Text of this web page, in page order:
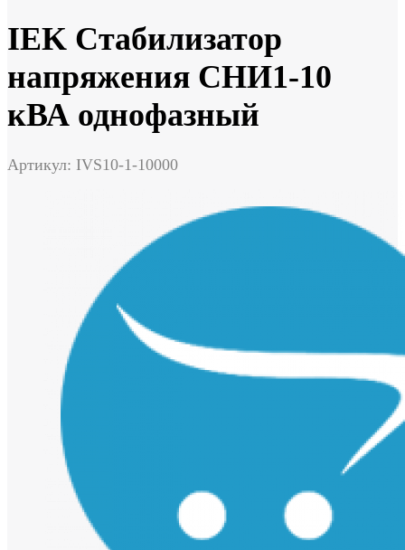
IEK Стабилизатор
напряжения СНИ1-10
кВА однофазный
Артикул: IVS10-1-10000